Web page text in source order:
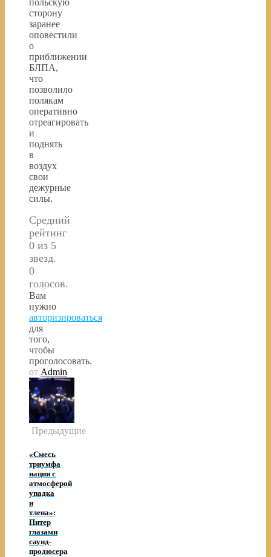
польскую
сторону
заранее
оповестили
о
приближении
БЛПА,
что
позволило
полякам
оперативно
отреагировать
и
поднять
в
воздух
свои
дежурные
силы.
Средний
рейтинг
0 из 5
звезд.
0
голосов.
Вам
нужно
авторизироваться
для
того,
чтобы
проголосовать.
от Admin
Предыдущие
«Смесь
триумфа
нации с
атмосферой
упадка
и
тлена»:
Питер
глазами
саунд-
продюсера